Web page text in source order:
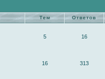
Тем Ответов
5 16
16 313